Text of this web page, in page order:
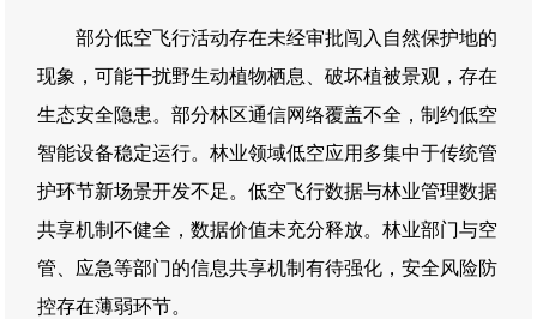
部分低空飞行活动存在未经审批闯入自然保护地的
现象，可能干扰野生动植物栖息、破坏植被景观，存在
生态安全隐患。部分林区通信网络覆盖不全，制约低空
智能设备稳定运行。林业领域低空应用多集中于传统管
护环节新场景开发不足。低空飞行数据与林业管理数据
共享机制不健全，数据价值未充分释放。林业部门与空
管、应急等部门的信息共享机制有待强化，安全风险防
控存在薄弱环节。